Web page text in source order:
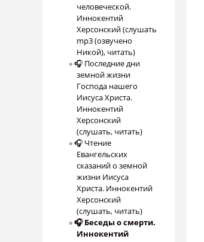
человеческой.
Иннокентий
Херсонский (слушать
mp3 (озвучено
Никой), читать)
🎧 Последние дни
земной жизни
Господа нашего
Иисуса Христа.
Иннокентий
Херсонский
(слушать, читать)
🎧 Чтение
Евангельских
сказаний о земной
жизни Иисуса
Христа. Иннокентий
Херсонский
(слушать, читать)
🎧 Беседы о смерти.
Иннокентий